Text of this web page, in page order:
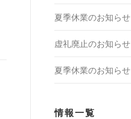
夏季休業のお知らせ
虚礼廃止のお知らせ
夏季休業のお知らせ
情報一覧